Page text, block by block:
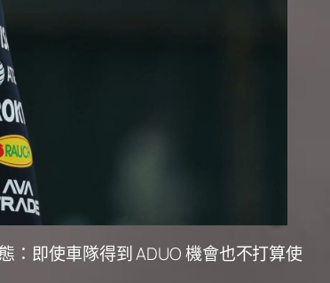
：即使車隊得到 ADUO 機會也不打算使